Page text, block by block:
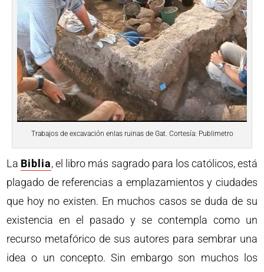
Trabajos de excavación enlas ruinas de Gat. Cortesía: Publimetro
La Biblia, el libro más sagrado para los católicos, está
plagado de referencias a emplazamientos y ciudades
que hoy no existen. En muchos casos se duda de su
existencia en el pasado y se contempla como un
recurso metafórico de sus autores para sembrar una
idea o un concepto. Sin embargo son muchos los